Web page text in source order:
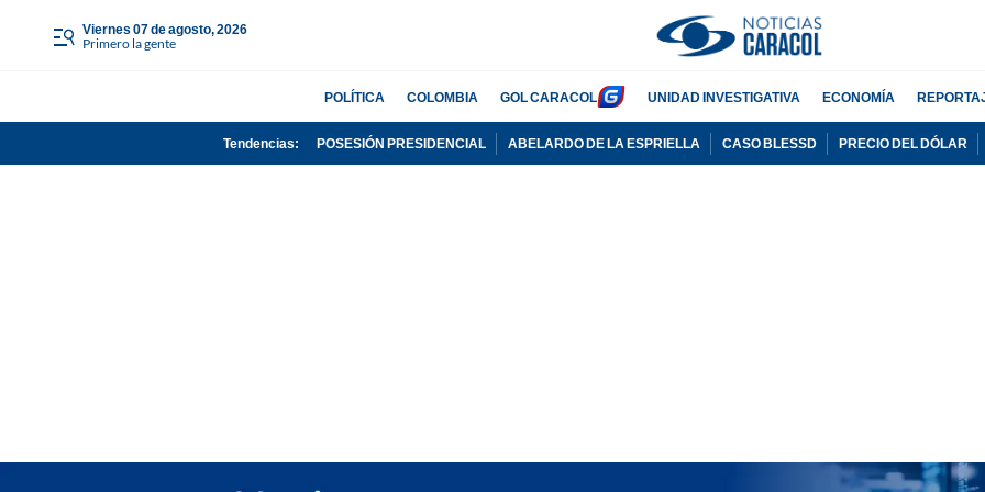
viernes 07 de agosto, 2026
Primero la gente
POLÍTICA COLOMBIA GOL CARACOL UNIDAD INVESTIGATIVA ECONOMÍA
Tendencias: POSESIÓN PRESIDENCIAL ABELARDO DE LA ESPRIELLA CASO BLESSD PRECIO DEL DÓLAR